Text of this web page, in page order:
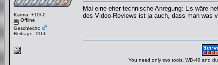
Karma: +10/-0
Offline
Geschlecht:
Beiträge: 1166
Mal eine eher technische Anregung: Es wäre
des Video-Reviews ist ja auch, dass man was
You need only two tools. WD-40 and